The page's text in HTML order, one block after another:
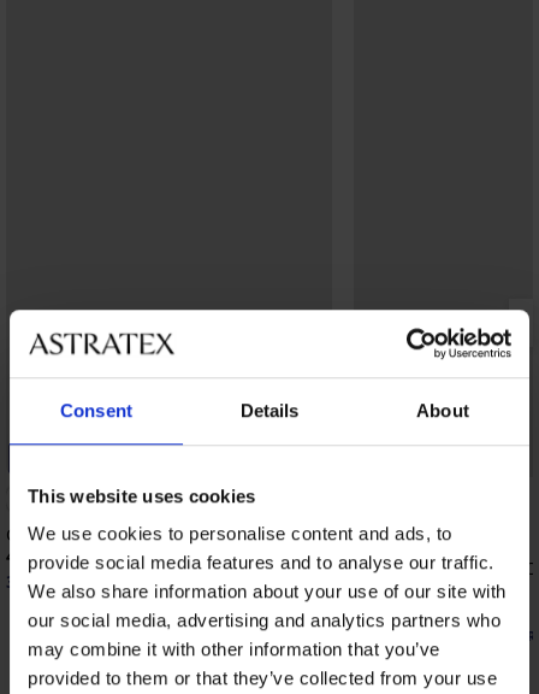
Consent Details About
This website uses cookies
We use cookies to personalise content and ads, to
provide social media features and to analyse our traffic.
We also share information about your use of our site with
our social media, advertising and analytics partners who
may combine it with other information that you’ve
provided to them or that they’ve collected from your use
Сутиен Spacer Flexicup Dotted Mesh II
40,99 €(80,17 лв.)
32,79 € (64,13 лв.) код: BRA20
Сутиен Maia 4D Soft
подплатен
40,99 €
(80,17 лв.)
32,79 €